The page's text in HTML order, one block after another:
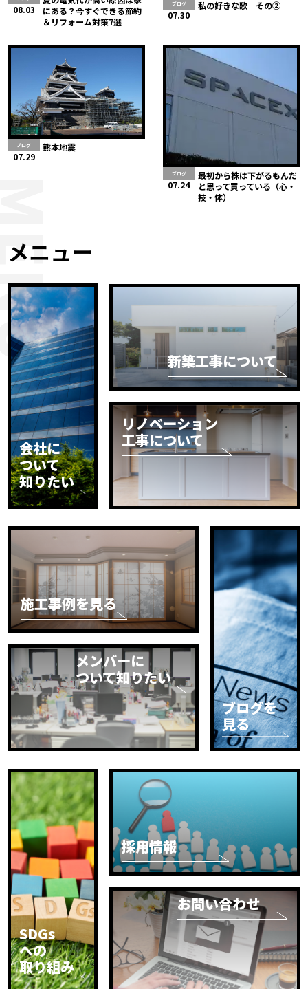
08.03
にある？今すぐできる節約
＆リフォーム対策7選
ブログ
07.30
私の好きな歌 その②
ブログ
07.29
熊本地震
ブログ
07.24
最初から株は下がるもんだ
と思って買っている（心・
技・体）
メニュー
会社に
ついて
知りたい
新築工事について
リノベーション
工事について
施工事例を見る
メンバーに
ついて知りたい
ブログを
見る
SDGs
への
取り組み
採用情報
お問い合わせ